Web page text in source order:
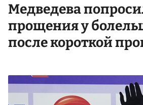
Медведева
прощения у
после короткой